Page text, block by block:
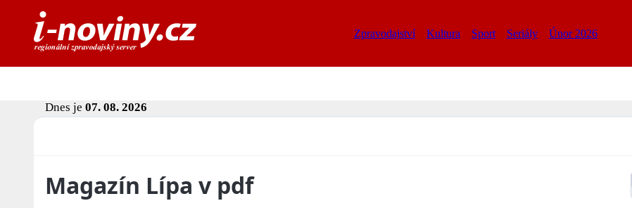
Zpravodajství Kultura Sport Seriály Únor 2026
Dnes je 07. 08. 2026
Magazín Lípa v pdf